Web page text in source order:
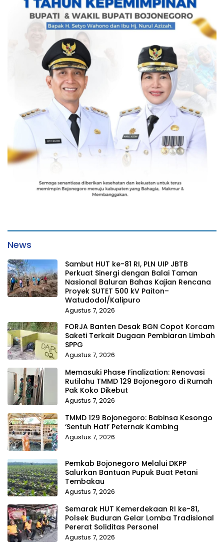
News
Sambut HUT ke-81 RI, PLN UIP JBTB
Perkuat Sinergi dengan Balai Taman
Nasional Baluran Bahas Kajian Rencana
Proyek SUTET 500 kV Paiton–
Watudodol/Kalipuro
Agustus 7, 2026
FORJA Banten Desak BGN Copot Korcam
Saketi Terkait Dugaan Pembiaran Limbah
SPPG
Agustus 7, 2026
Memasuki Phase Finalization: Renovasi
Rutilahu TMMD 129 Bojonegoro di Rumah
Pak Koko Dikebut
Agustus 7, 2026
TMMD 129 Bojonegoro: Babinsa Kesongo
‘Sentuh Hati’ Peternak Kambing
Agustus 7, 2026
Pemkab Bojonegoro Melalui DKPP
Salurkan Bantuan Pupuk Buat Petani
Tembakau
Agustus 7, 2026
Semarak HUT Kemerdekaan RI ke-81,
Polsek Buduran Gelar Lomba Tradisional
Pererat Soliditas Personel
Agustus 7, 2026